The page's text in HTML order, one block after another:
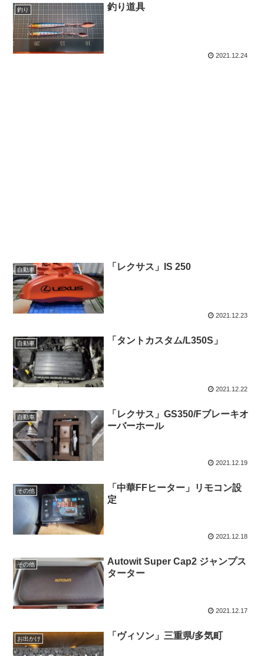
釣り 釣り道具
2021.12.24
自動車 「レクサス」IS 250
2021.12.23
自動車 「タントカスタム/L350S」
2021.12.22
自動車
「レクサス」GS350/Fブレーキオ
ーバーホール
2021.12.19
その他
「中華FFヒーター」リモコン設
定
2021.12.18
その他
Autowit Super Cap2 ジャンプス
ターター
2021.12.17
お出かけ 「ヴィソン」三重県/多気町